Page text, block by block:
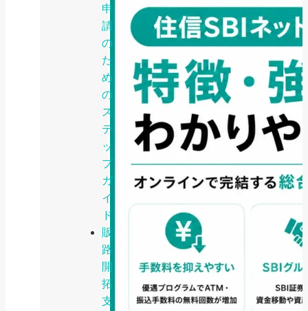
申
請
の
た
め
の
ス
テ
ッ
プ
ガ
イ
ド
販
路
開
拓
支